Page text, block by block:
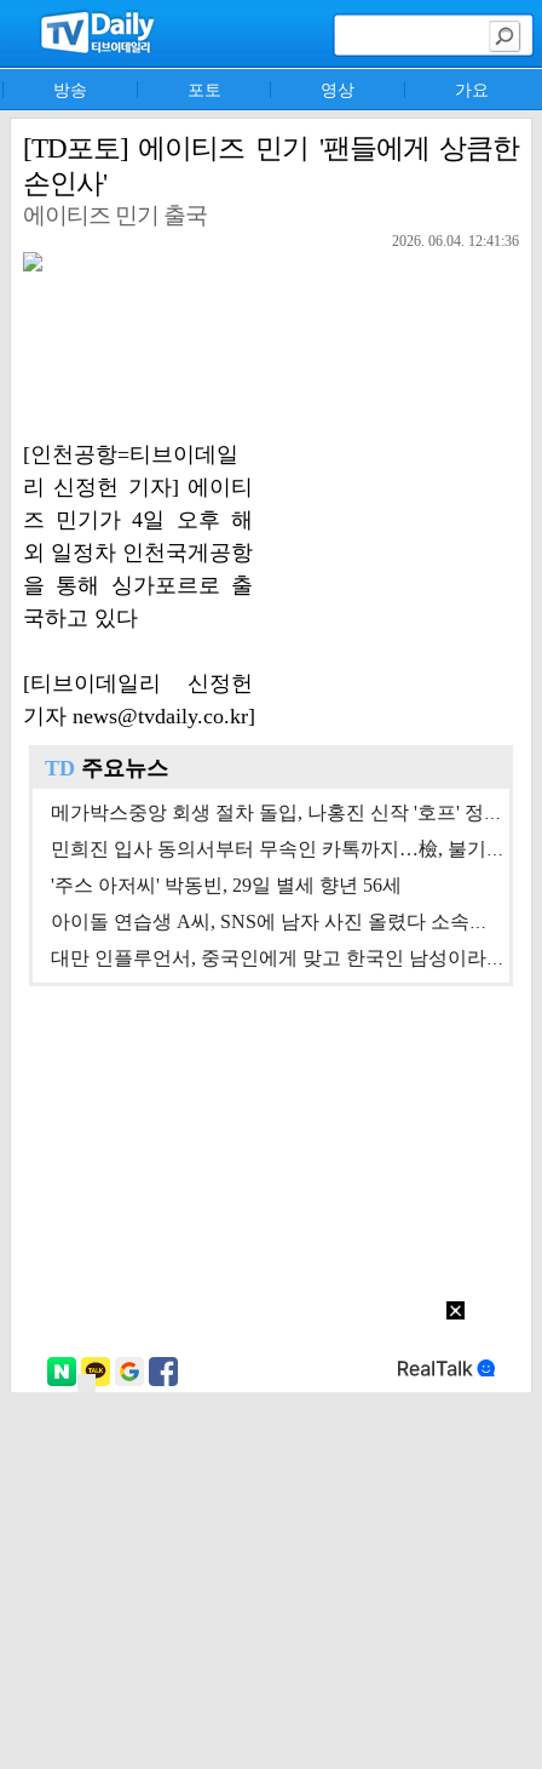
방송 포토 영상 가요
[TD포토] 에이티즈 민기 '팬들에게 상큼한
손인사'
에이티즈 민기 출국
2026. 06.04. 12:41:36
[인천공항=티브이데일
리 신정헌 기자] 에이티
즈 민기가 4일 오후 해
외 일정차 인천국게공항
을 통해 싱가포르로 출
국하고 있다
[티브이데일리 신정헌
기자 news@tvdaily.co.kr]
TD 주요뉴스
메가박스중앙 회생 절차 돌입, 나홍진 신작 '호프' 정상 개봉에 쏠린 시선 [상반기 결산 기획]
민희진 입사 동의서부터 무속인 카톡까지…檢, 불기소 처분 근거들 [이슈&톡]
'주스 아저씨' 박동빈, 29일 별세 향년 56세
아이돌 연습생 A씨, SNS에 남자 사진 올렸다 소속사 퇴출
대만 인플루언서, 중국인에게 맞고 한국인 남성이라 진술 '후폭풍'